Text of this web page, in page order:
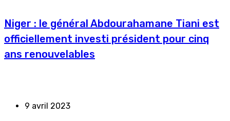
Niger : le général Abdourahamane Tiani est
officiellement investi président pour cinq
ans renouvelables
9 avril 2023